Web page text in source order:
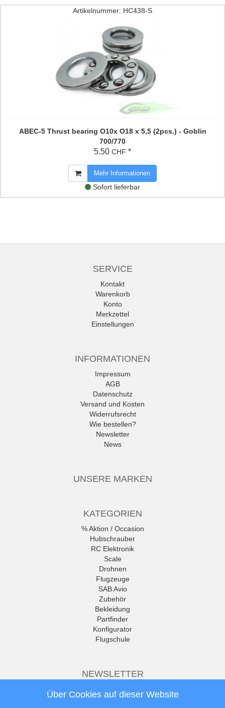
Artikelnummer: HC438-S
ABEC-5 Thrust bearing O10x O18 x 5,5 (2pcs.) - Goblin
700/770
5.50 CHF *
Mehr Informationen
Sofort lieferbar
SERVICE
Kontakt
Warenkorb
Konto
Merkzettel
Einstellungen
INFORMATIONEN
Impressum
AGB
Datenschutz
Versand und Kosten
Widerrufsrecht
Wie bestellen?
Newsletter
News
UNSERE MARKEN
KATEGORIEN
% Aktion / Occasion
Hubschrauber
RC Elektronik
Scale
Drohnen
Flugzeuge
SAB Avio
Zubehör
Bekleidung
Partfinder
Konfigurator
Flugschule
NEWSLETTER
besten Angebote per E-Mail, damit
Über Cookies auf dieser Website